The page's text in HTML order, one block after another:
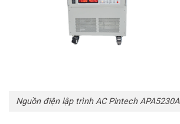
Nguồn điện lập trình AC Pintech APA5230A